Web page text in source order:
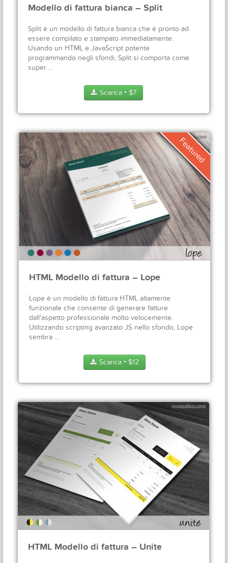
Modello di fattura bianca – Split
Split è un modello di fattura bianca che è pronto ad
essere compilato e stampato immediatamente.
Usando un HTML e JavaScript potente
programmando negli sfondi, Split si comporta come
super …
Scarica ● $7
HTML Modello di fattura – Lope
Lope è un modello di fattura HTML altamente
funzionale che consente di generare fatture
dall'aspetto professionale molto velocemente.
Utilizzando scripting avanzato JS nello sfondo, Lope
sembra …
Scarica ● $12
HTML Modello di fattura – Unite